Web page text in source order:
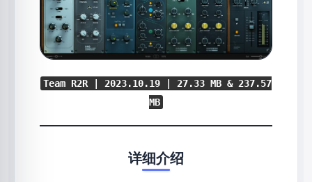
Team R2R | 2023.10.19 | 27.33 MB & 237.57
MB
详细介绍